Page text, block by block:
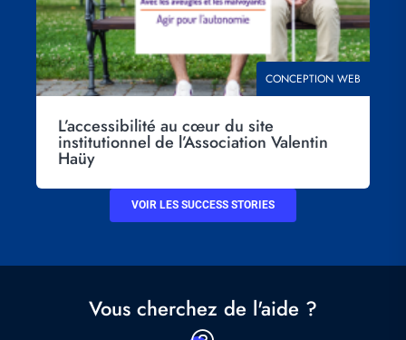
THÉMATIQUE
CONCEPTION WEB
L’accessibilité au cœur du site
institutionnel de l’Association Valentin
Haüy
VOIR LES SUCCESS STORIES
Vous cherchez de l'aide ?